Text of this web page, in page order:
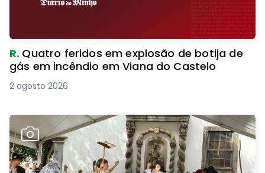
R. Quatro feridos em explosão de botija de
gás em incêndio em Viana do Castelo
2 agosto 2026